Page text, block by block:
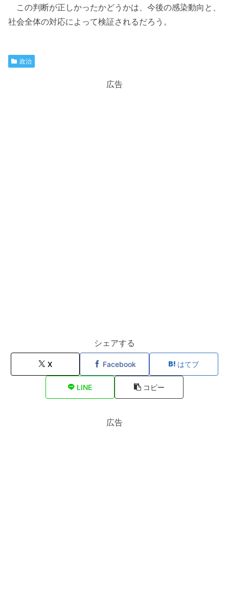
この判断が正しかったかどうかは、今後の感染動向と、
社会全体の対応によって検証されるだろう。
政治
広告
シェアする
X Facebook はてブ
LINE コピー
広告